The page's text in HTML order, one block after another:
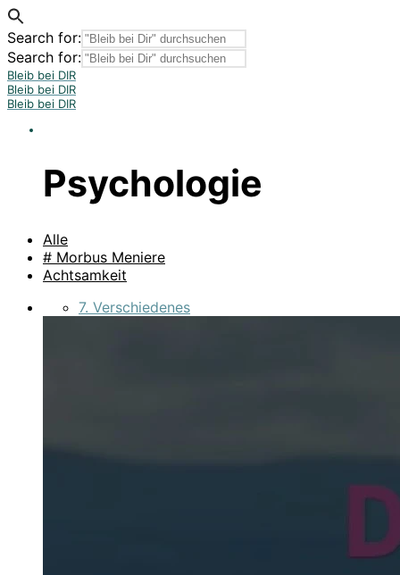
Search for:
Search for:
Bleib bei DIR
Bleib bei DIR
Bleib bei DIR
Psychologie
Alle
# Morbus Meniere
Achtsamkeit
7. Verschiedenes